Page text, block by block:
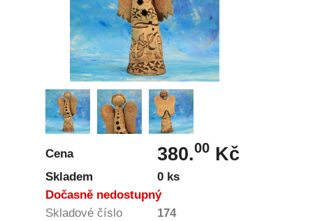
Cena 380.00 Kč
Skladem
0 ks
Dočasně nedostupný
Skladové číslo
174